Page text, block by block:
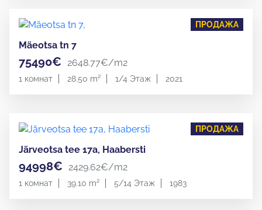
ПРОДАЖА
Mäeotsa tn 7
75490€ 2648.77€/m2
1 комнат 28.50 m² 1/4 Этаж 2021
ПРОДАЖА
Järveotsa tee 17a, Haabersti
94998€ 2429.62€/m2
1 комнат 39.10 m² 5/14 Этаж 1983